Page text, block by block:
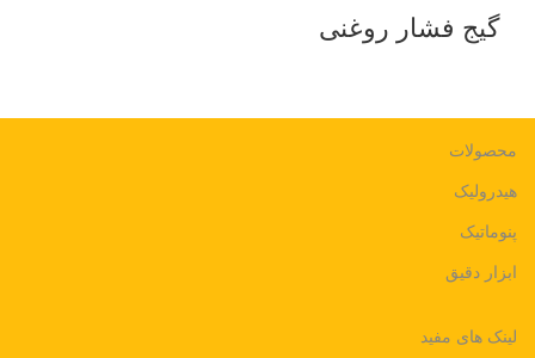
گیج فشار روغنی
محصولات
هیدرولیک
پنوماتیک
ابزار دقیق
لینک های مفید